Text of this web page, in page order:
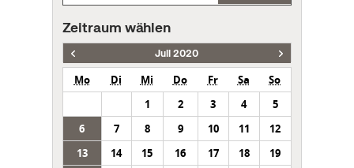
Zeitraum wählen
Juli 2020
Mo Di Mi Do Fr Sa
So
1
2 3 4
5
6
7 8 9 10 11
12
13
14 15 16 17 18
19